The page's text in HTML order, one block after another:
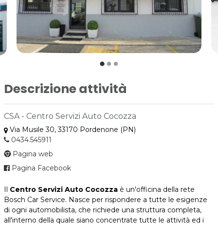
Descrizione attività
CSA - Centro Servizi Auto Cocozza
Via Musile 30, 33170 Pordenone (PN)
0434.545911
Pagina web
Pagina Facebook
Il Centro Servizi Auto Cocozza è un'officina della rete
Bosch Car Service. Nasce per rispondere a tutte le esigenze
di ogni automobilista, che richiede una struttura completa,
all'interno della quale siano concentrate tutte le attività ed i